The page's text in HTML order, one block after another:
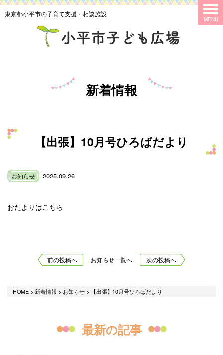
東京都小平市の子育て支援・相談施設
新着情報
【出張】10月号ひろばだより
お知らせ 2025.09.26
おたよりはこちら
前の投稿へ お知らせ一覧へ 次の投稿へ
HOME> 新着情報 > お知らせ> 【出張】10月号ひろばだより
最新の記事